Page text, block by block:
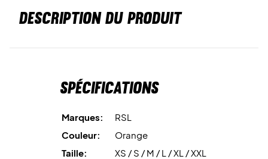
DESCRIPTION DU PRODUIT
Spécifications
Marques:
RSL
Couleur:
Orange
Taille:
XS / S / M / L / XL / XXL